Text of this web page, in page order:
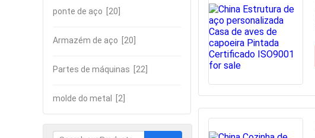
ponte de aço [20]
Armazém de aço [20]
Partes de máquinas [22]
molde do metal [2]